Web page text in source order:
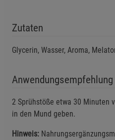
Zutaten
Glycerin, Wasser, Aroma,
Anwendungsempfehlung
2 Sprühstöße etwa 30 Minuten
in den Mund geben.
Hinweis: